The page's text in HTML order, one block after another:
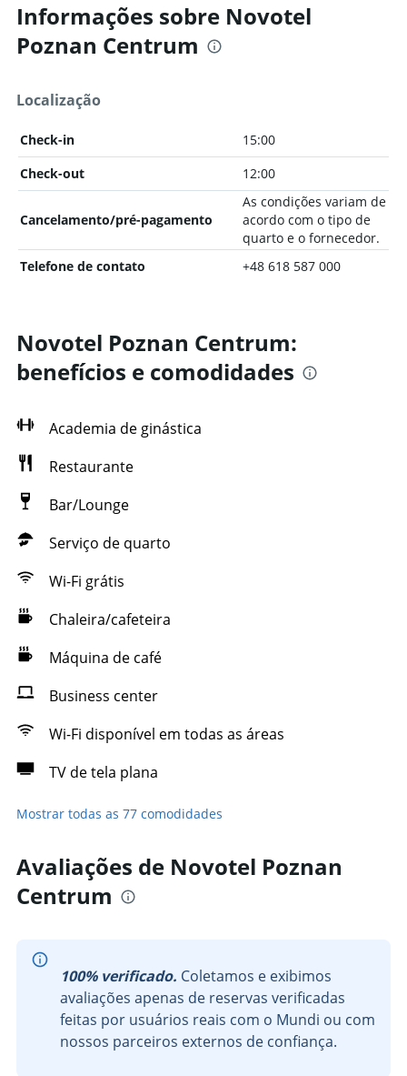
Informações sobre Novotel
Poznan Centrum
Localização
Check-in
15:00
Check-out
12:00
Cancelamento/pré-pagamento
As condições variam de
acordo com o tipo de
quarto e o fornecedor.
Telefone de contato
+48 618 587 000
Novotel Poznan Centrum:
benefícios e comodidades
Academia de ginástica
Restaurante
Bar/Lounge
Serviço de quarto
Wi-Fi grátis
Chaleira/cafeteira
Máquina de café
Business center
Wi-Fi disponível em todas as áreas
TV de tela plana
Mostrar todas as 77 comodidades
Avaliações de Novotel Poznan
Centrum
100% verificado. Coletamos e exibimos
avaliações apenas de reservas verificadas
feitas por usuários reais com o Mundi ou com
nossos parceiros externos de confiança.